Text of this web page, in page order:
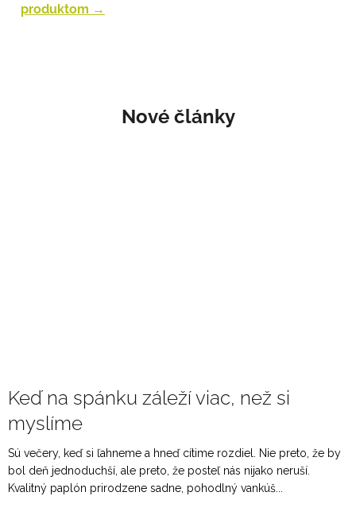
Nové články
Keď na spánku záleží viac, než si
myslíme
Sú večery, keď si ľahneme a hneď cítime rozdiel. Nie preto, že by
bol deň jednoduchší, ale preto, že posteľ nás nijako neruší.
Kvalitný paplón prirodzene sadne, pohodlný vankúš...
pôvodnom obale. Presný postup nájdete v sekcii
produktom →